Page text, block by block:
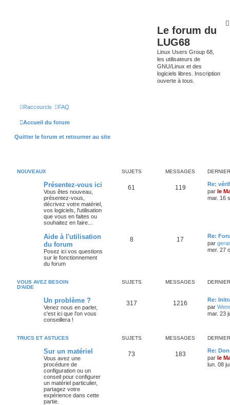
Le forum du
LUG68
Linux Users Group 68,
les utilisateurs de
GNU/Linux et des
logiciels libres. Inscription
ouverte à tous.
Raccourcis FAQ
Accueil du forum
Quitter le forum et retourner au site
NOUVEAUX SUJETS MESSAGES
Présentez-vous ici
Vous êtes nouveau,
présentez-vous,
décrivez votre matériel,
vos logiciels, l'utilisation
que vous en faites ou
souhaitez en faire...
61 119
Re:
par le
mar. 16
Aide à l'utilisation
du forum
Posez ici vos questions
sur le fonctionnement
du forum
8 17
Re:
par
mer. 27
VOUS AVEZ BESOIN
D'AIDE
SUJETS MESSAGES
Un problème ?
Venez nous en parler,
c'est ici que l'on vous
conseillera !
317 1216
Re:
par
mar. 23
TRUCS ET ASTUCES SUJETS MESSAGES
Sur un matériel
Vous avez une
procédure de
configuration ou un
conseil pour configurer
un matériel particulier,
partagez votre
expérience dans cette
partie.
73 183
Re:
par le
lun. 08